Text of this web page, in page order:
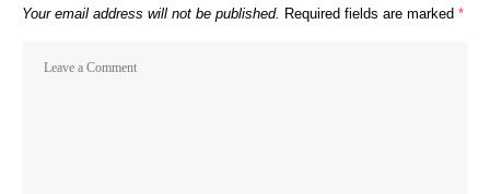
Your email address will not be published. Required fields are marked *